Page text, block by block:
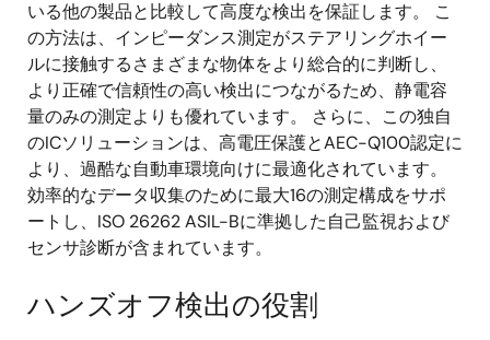
いる他の製品と比較して高度な検出を保証します。 こ
の方法は、インピーダンス測定がステアリングホイー
ルに接触するさまざまな物体をより総合的に判断し、
より正確で信頼性の高い検出につながるため、静電容
量のみの測定よりも優れています。 さらに、この独自
のICソリューションは、高電圧保護とAEC-Q100認定に
より、過酷な自動車環境向けに最適化されています。
効率的なデータ収集のために最大16の測定構成をサポ
ートし、ISO 26262 ASIL-Bに準拠した自己監視および
センサ診断が含まれています。
ハンズオフ検出の役割